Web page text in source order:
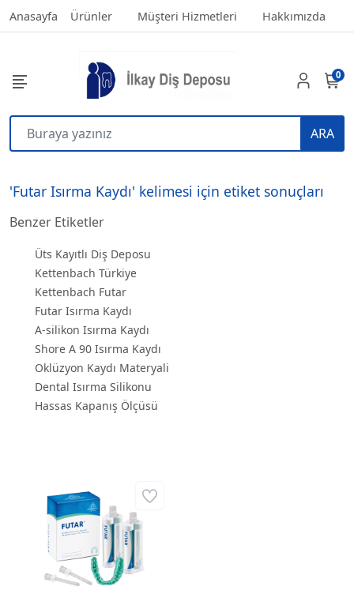
Anasayfa Ürünler Müşteri Hizmetleri Hakkımızda
ARA
0
'Futar Isırma Kaydı' kelimesi için etiket sonuçları
Benzer Etiketler
Üts Kayıtlı Diş Deposu
Kettenbach Türkiye
Kettenbach Futar
Futar Isırma Kaydı
A-silikon Isırma Kaydı
Shore A 90 Isırma Kaydı
Oklüzyon Kaydı Materyali
Dental Isırma Silikonu
Hassas Kapanış Ölçüsü